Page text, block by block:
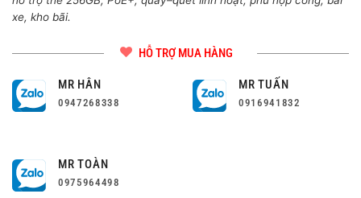
xe, kho bãi.
HỖ TRỢ MUA HÀNG
MR HÂN
0947268338
MR TUẤN
0916941832
MR TOÀN
0975964498